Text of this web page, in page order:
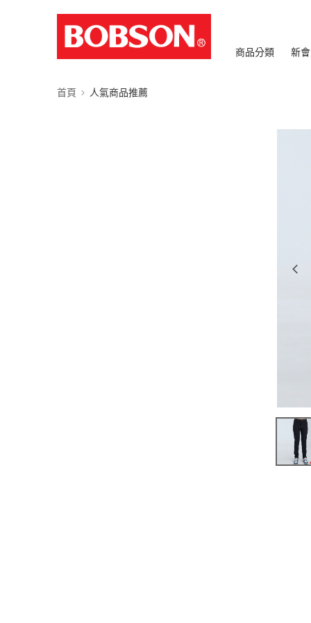
商品分類 新
首頁 人氣商品推薦